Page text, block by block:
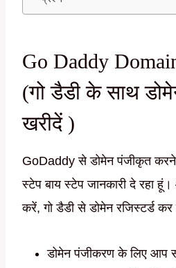
Go Daddy
(गो डैडी के साथ
खरीदें )
GoDaddy से डोमेन पंजीकृत
स्टेप बाय स्टेप जानकारी दे रहा
करें, गो डैडी से डोमेन रजिस्टर्ड
डोमेन पंजीकरण के लिए आप